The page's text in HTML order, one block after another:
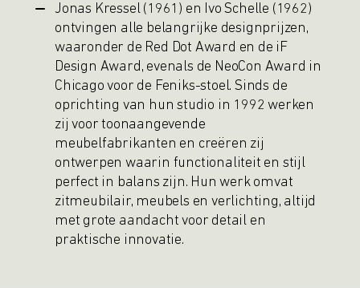
Jonas Kressel (1961) en Ivo Schelle (1962)
ontvingen alle belangrijke designprijzen,
waaronder de Red Dot Award en de iF
Design Award, evenals de NeoCon Award in
Chicago voor de Feniks-stoel. Sinds de
oprichting van hun studio in 1992 werken
zij voor toonaangevende
meubelfabrikanten en creëren zij
ontwerpen waarin functionaliteit en stijl
perfect in balans zijn. Hun werk omvat
zitmeubilair, meubels en verlichting, altijd
met grote aandacht voor detail en
praktische innovatie.